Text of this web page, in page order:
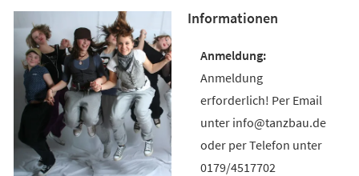
Informationen
Anmeldung
erforderlich! Per Email
unter info@tanzbau.de
oder per Telefon unter
0179/4517702